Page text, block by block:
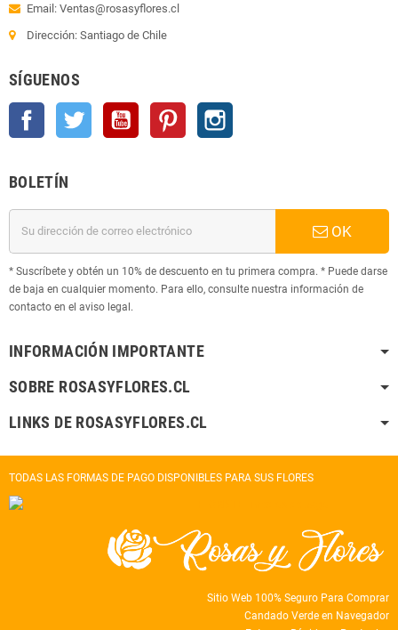
Email: Ventas@rosasyflores.cl
Dirección: Santiago de Chile
SÍGUENOS
Facebook Twitter YouTube Pinterest
BOLETÍN
OK
* Suscríbete y obtén un 10% de descuento en tu primera compra. * Puede darse
de baja en cualquier momento. Para ello, consulte nuestra información de
contacto en el aviso legal.
INFORMACIÓN IMPORTANTE
SOBRE ROSASYFLORES.CL
LINKS DE ROSASYFLORES.CL
TODAS LAS FORMAS DE PAGO DISPONIBLES PARA SUS FLORES
Sitio Web 100% Seguro Para Comprar
Candado Verde en Navegador